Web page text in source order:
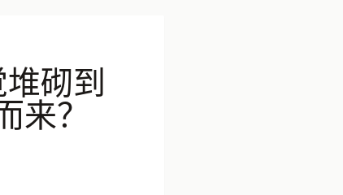
砌到
来？